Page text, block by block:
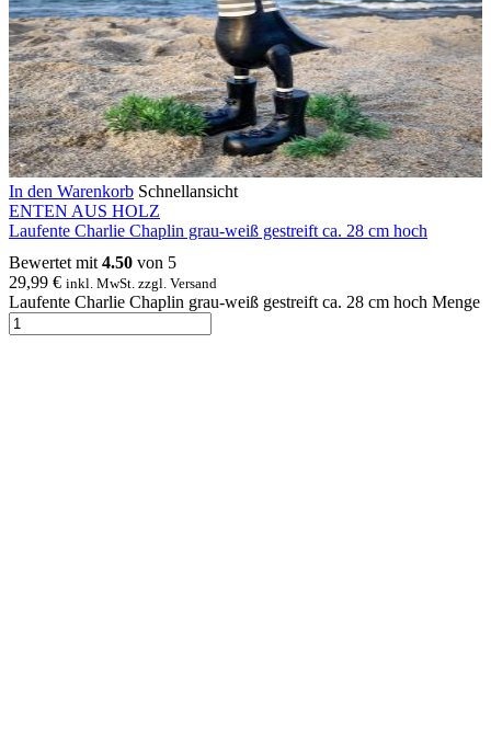
In den Warenkorb Schnellansicht
ENTEN AUS HOLZ
Laufente Charlie Chaplin grau-weiß gestreift ca. 28 cm hoch
Bewertet mit 4.50 von 5
29,99 € inkl. MwSt. zzgl. Versand
Laufente Charlie Chaplin grau-weiß gestreift ca. 28 cm hoch Menge